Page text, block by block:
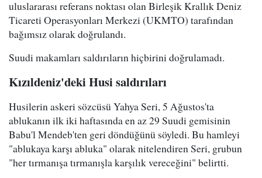
uluslararası referans noktası olan Birleşik Krallık Deniz
Ticareti Operasyonları Merkezi (UKMTO) tarafından
bağımsız olarak doğrulandı.
Suudi makamları saldırıların hiçbirini doğrulamadı.
Kızıldeniz'deki Husi saldırıları
Husilerin askeri sözcüsü Yahya Seri, 5 Ağustos'ta
ablukanın ilk iki haftasında en az 29 Suudi gemisinin
Babu'l Mendeb'ten geri döndüğünü söyledi. Bu hamleyi
"ablukaya karşı abluka" olarak nitelendiren Seri, grubun
"her tırmanışa tırmanışla karşılık vereceğini" belirtti.